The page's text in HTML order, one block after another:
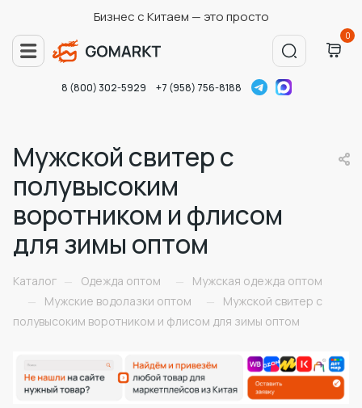
Бизнес с Китаем — это просто
0
8 (800) 302-5929 +7 (958) 756-8188
Мужской свитер с
полувысоким
воротником и флисом
для зимы оптом
Каталог — Одежда оптом —
Мужская одежда оптом
—
Мужские водолазки оптом —
Мужской свитер с
полувысоким воротником и флисом для зимы оптом